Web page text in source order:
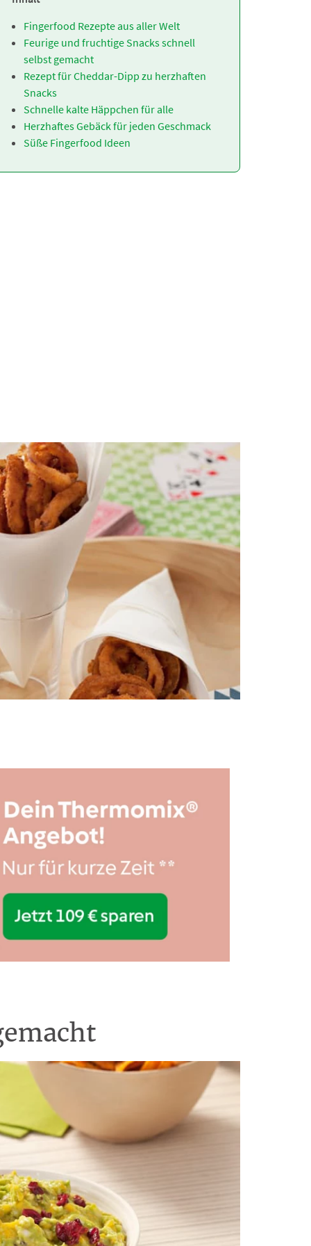
Fingerfood Rezepte aus aller Welt
Feurige und fruchtige Snacks schnell
selbst gemacht
Rezept für Cheddar-Dipp zu herzhaften
Snacks
Schnelle kalte Häppchen für alle
Herzhaftes Gebäck für jeden Geschmack
Süße Fingerfood Ideen